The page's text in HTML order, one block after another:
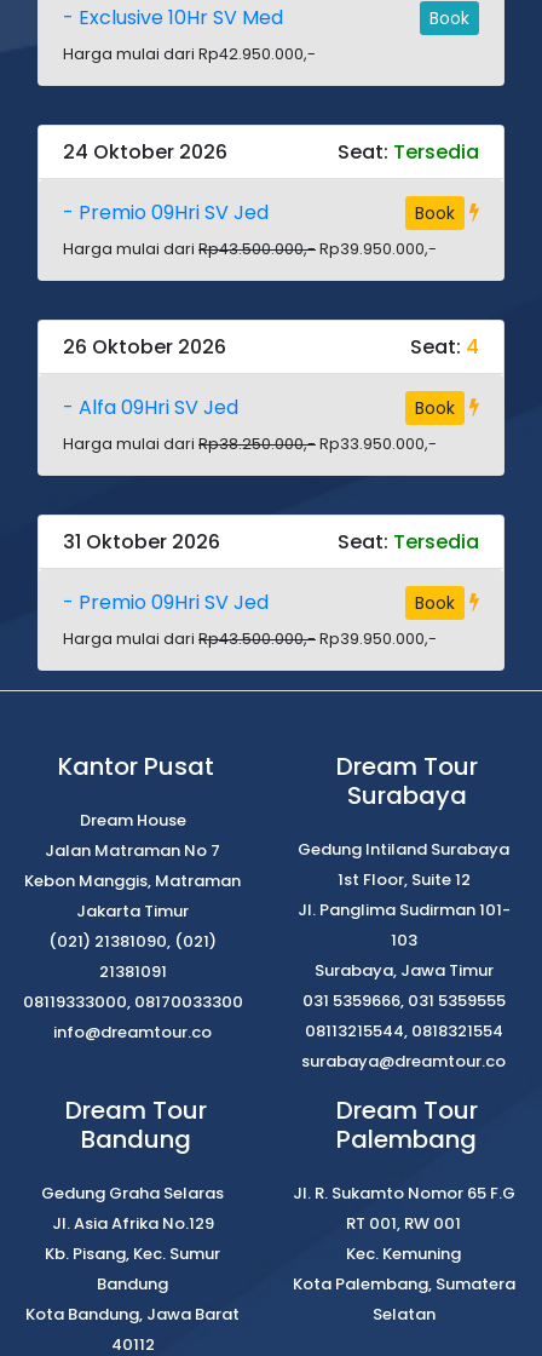
- Exclusive 10Hr SV Med Book
Harga mulai dari Rp42.950.000,-
24 Oktober 2026 Seat: Tersedia
- Premio 09Hri SV Jed Book
Harga mulai dari Rp43.500.000,-Rp39.950.000,-
26 Oktober 2026 Seat: 4
- Alfa 09Hri SV Jed Book
Harga mulai dari Rp38.250.000,-Rp33.950.000,-
31 Oktober 2026 Seat: Tersedia
- Premio 09Hri SV Jed Book
Harga mulai dari Rp43.500.000,-Rp39.950.000,-
Kantor Pusat
Dream House
Jalan Matraman No 7
Kebon Manggis, Matraman
Jakarta Timur
(021) 21381090, (021)
21381091
08119333000, 08170033300
info@dreamtour.co
Dream Tour
Surabaya
Gedung Intiland Surabaya
1st Floor, Suite 12
Jl. Panglima Sudirman 101-
103
Surabaya, Jawa Timur
031 5359666, 031 5359555
08113215544, 0818321554
surabaya@dreamtour.co
Dream Tour
Bandung
Gedung Graha Selaras
Jl. Asia Afrika No.129
Kb. Pisang, Kec. Sumur
Bandung
Kota Bandung, Jawa Barat
40112
Dream Tour
Palembang
Jl. R. Sukamto Nomor 65 F.G
RT 001, RW 001
Kec. Kemuning
Kota Palembang, Sumatera
Selatan